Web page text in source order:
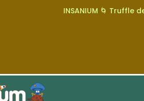
INSANIUM 🌀 Truffle